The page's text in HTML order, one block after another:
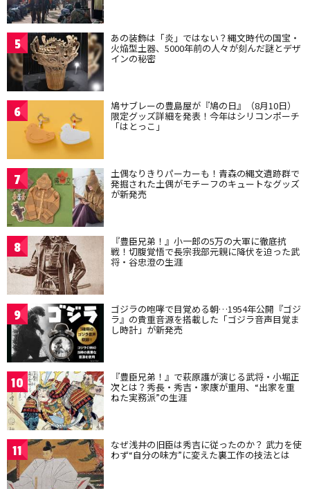
5 あの装飾は「炎」ではない？縄文時代の国宝・
火焔型土器、5000年前の人々が刻んだ謎とデザ
インの秘密
6 鳩サブレーの豊島屋が『鳩の日』（8月10日）
限定グッズ詳細を発表！今年はシリコンポーチ
「はとっこ」
7 土偶なりきりパーカーも！青森の縄文遺跡群で
発掘された土偶がモチーフのキュートなグッズ
が新発売
8 『豊臣兄弟！』小一郎の5万の大軍に徹底抗
戦！切腹覚悟で長宗我部元親に降伏を迫った武
将・谷忠澄の生涯
9 ゴジラの咆哮で目覚める朝…1954年公開『ゴジ
ラ』の貴重音源を搭載した「ゴジラ音声目覚ま
し時計」が新発売
10 『豊臣兄弟！』で萩原護が演じる武将・小堀正
次とは？秀長・秀吉・家康が重用、“出家を重
ねた実務派”の生涯
11 なぜ浅井の旧臣は秀吉に従ったのか？ 武力を使
わず“自分の味方”に変えた裏工作の技法とは